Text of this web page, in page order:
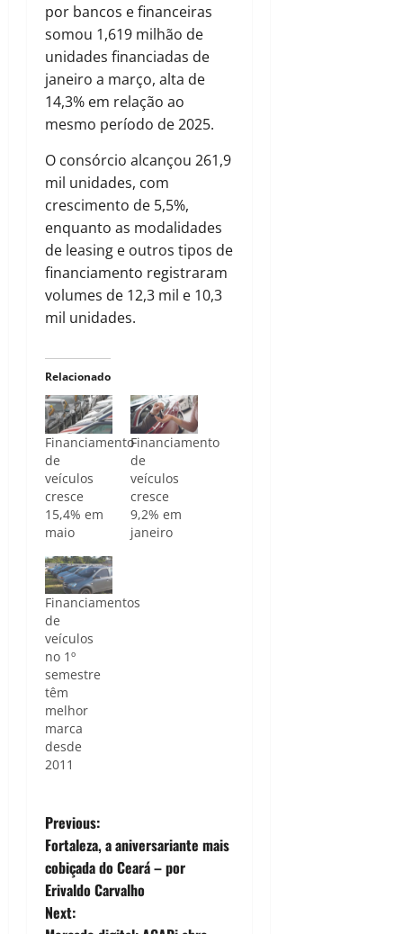
por bancos e financeiras
somou 1,619 milhão de
unidades financiadas de
janeiro a março, alta de
14,3% em relação ao
mesmo período de 2025.
O consórcio alcançou 261,9
mil unidades, com
crescimento de 5,5%,
enquanto as modalidades
de leasing e outros tipos de
financiamento registraram
volumes de 12,3 mil e 10,3
mil unidades.
Relacionado
Financiamento
de
veículos
cresce
15,4% em
maio
Financiamento
de
veículos
cresce
9,2% em
janeiro
Financiamentos
de
veículos
no 1º
semestre
têm
melhor
marca
desde
2011
P
o
s
Previous:
Fortaleza, a aniversariante mais
cobiçada do Ceará – por
Erivaldo Carvalho
Next: